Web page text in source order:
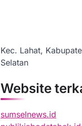
Kec. Lahat,
Selatan
Website
sumselnews.id